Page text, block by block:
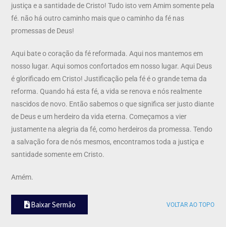
justiça e a santidade de Cristo! Tudo isto vem Amim somente pela
fé. não há outro caminho mais que o caminho da fé nas
promessas de Deus!
Aqui bate o coração da fé reformada. Aqui nos mantemos em
nosso lugar. Aqui somos confortados em nosso lugar. Aqui Deus
é glorificado em Cristo! Justificação pela fé é o grande tema da
reforma. Quando há esta fé, a vida se renova e nós realmente
nascidos de novo. Então sabemos o que significa ser justo diante
de Deus e um herdeiro da vida eterna. Começamos a vier
justamente na alegria da fé, como herdeiros da promessa. Tendo
a salvação fora de nós mesmos, encontramos toda a justiça e
santidade somente em Cristo.
Amém.
Baixar Sermão VOLTAR AO TOPO